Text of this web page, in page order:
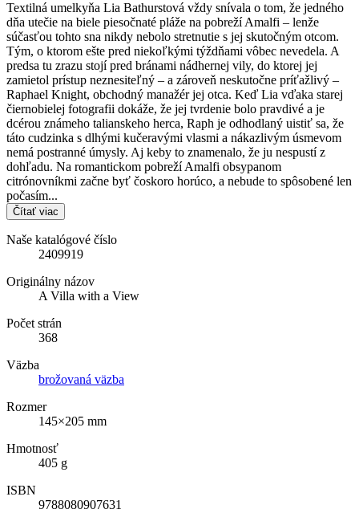
Textilná umelkyňa Lia Bathurstová vždy snívala o tom, že jedného
dňa utečie na biele piesočnaté pláže na pobreží Amalfi – lenže
súčasťou tohto sna nikdy nebolo stretnutie s jej skutočným otcom.
Tým, o ktorom ešte pred niekoľkými týždňami vôbec nevedela. A
predsa tu zrazu stojí pred bránami nádhernej vily, do ktorej jej
zamietol prístup neznesiteľný – a zároveň neskutočne príťažlivý –
Raphael Knight, obchodný manažér jej otca. Keď Lia vďaka starej
čiernobielej fotografii dokáže, že jej tvrdenie bolo pravdivé a je
dcérou známeho talianskeho herca, Raph je odhodlaný uistiť sa, že
táto cudzinka s dlhými kučeravými vlasmi a nákazlivým úsmevom
nemá postranné úmysly. Aj keby to znamenalo, že ju nespustí z
dohľadu. Na romantickom pobreží Amalfi obsypanom
citrónovníkmi začne byť čoskoro horúco, a nebude to spôsobené len
počasím...
Čítať viac
Naše katalógové číslo
2409919
Originálny názov
A Villa with a View
Počet strán
368
Väzba
brožovaná väzba
Rozmer
145×205 mm
Hmotnosť
405 g
ISBN
9788080907631